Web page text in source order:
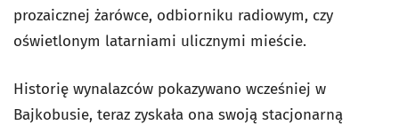
prozaicznej żarówce, odbiorniku radiowym, czy
oświetlonym latarniami ulicznymi mieście.
Historię wynalazców pokazywano wcześniej w
Bajkobusie, teraz zyskała ona swoją stacjonarną